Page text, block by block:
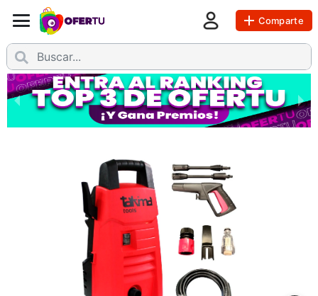
Comparte